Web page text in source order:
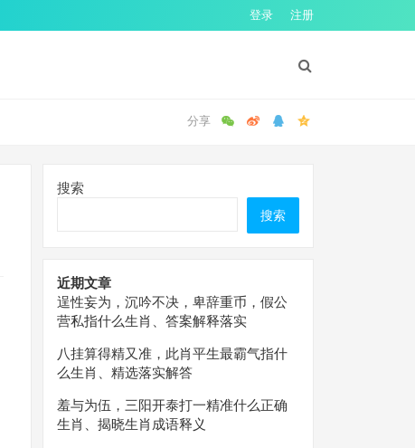
登录 注册
搜索
搜索
近期文章
逞性妄为，沉吟不决，卑辞重币，假公
营私指什么生肖、答案解释落实
八挂算得精又准，此肖平生最霸气指什
么生肖、精选落实解答
羞与为伍，三阳开泰打一精准什么正确
生肖、揭晓生肖成语释义